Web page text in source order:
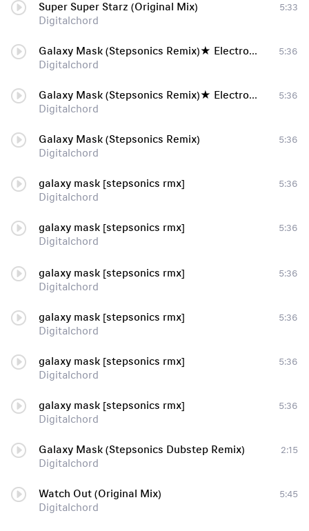
Super Super Starz (Original Mix)
Digitalchord
5:33
Galaxy Mask (Stepsonics Remix)★ Electronic Music for club21758964★[track at-15-12-2011] [Dubstep]
Digitalchord
5:36
Galaxy Mask (Stepsonics Remix)★ Electronic Music for club21758964★[track at-15-12-2011] [Dubstep]
Digitalchord
5:36
Galaxy Mask (Stepsonics Remix)
Digitalchord
5:36
galaxy mask [stepsonics rmx]
Digitalchord
5:36
galaxy mask [stepsonics rmx]
Digitalchord
5:36
galaxy mask [stepsonics rmx]
Digitalchord
5:36
galaxy mask [stepsonics rmx]
Digitalchord
5:36
galaxy mask [stepsonics rmx]
Digitalchord
5:36
galaxy mask [stepsonics rmx]
Digitalchord
5:36
Galaxy Mask (Stepsonics Dubstep Remix)
Digitalchord
2:15
Watch Out (Original Mix)
Digitalchord
5:45